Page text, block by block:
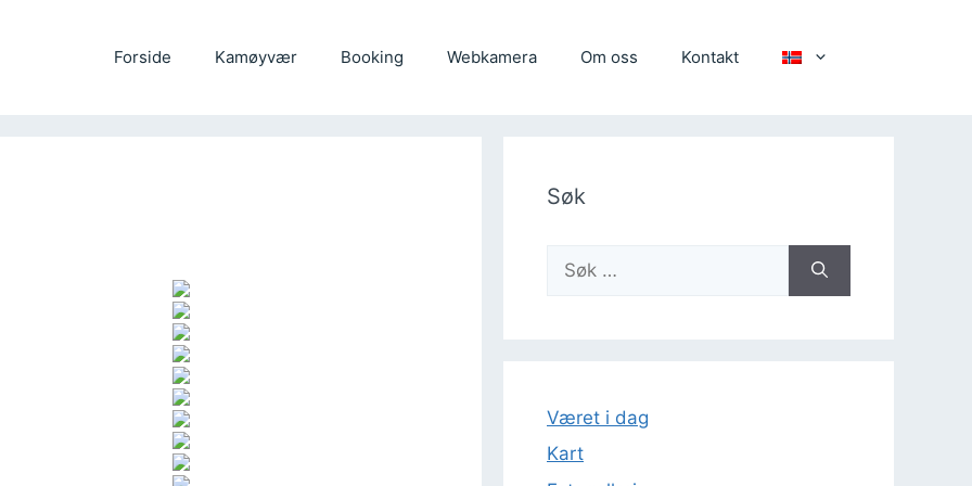
Forside Kamøyvær Booking Webkamera Om oss Kontakt
Søk
etter:
Været i dag
Kart